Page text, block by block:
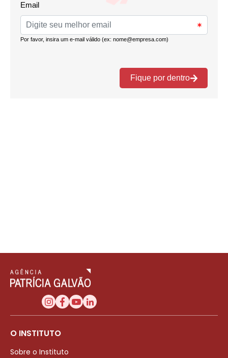
O INSTITUTO
Sobre o Instituto